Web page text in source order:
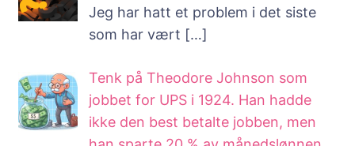
Jeg har hatt et problem i det siste
som har vært […]
Tenk på Theodore Johnson som
jobbet for UPS i 1924. Han hadde
ikke den best betalte jobben, men